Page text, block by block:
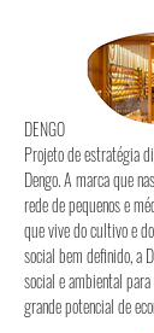
DENGO
Projeto de estratégia
Dengo. A marca que
rede de pequenos e
que vive do cultivo e
social bem definido, a
social e ambiental
grande potencial de